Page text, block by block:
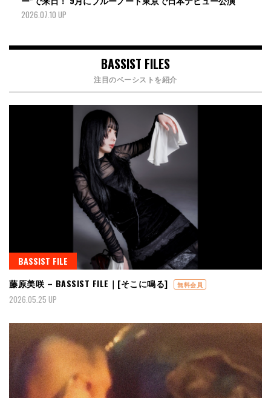
2026.07.10 UP
BASSIST FILES
注目のベーシストを紹介
BASSIST FILE
藤原美咲 – BASSIST FILE｜[そこに鳴る]
無料会員
2026.05.25 UP